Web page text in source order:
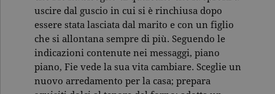
uscire dal guscio in cui si è rinchiusa dopo
essere stata lasciata dal marito e con un figlio
che si allontana sempre di più. Seguendo le
indicazioni contenute nei messaggi, piano
piano, Fie vede la sua vita cambiare. Sceglie un
nuovo arredamento per la casa; prepara